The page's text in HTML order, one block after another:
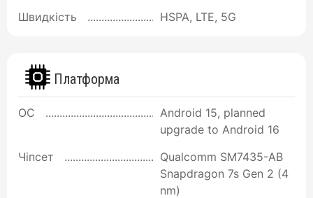
Швидкість
HSPA, LTE, 5G
Платформа
ОС
Android 15, planned
upgrade to Android 16
Чіпсет
Qualcomm SM7435-AB
Snapdragon 7s Gen 2 (4
nm)